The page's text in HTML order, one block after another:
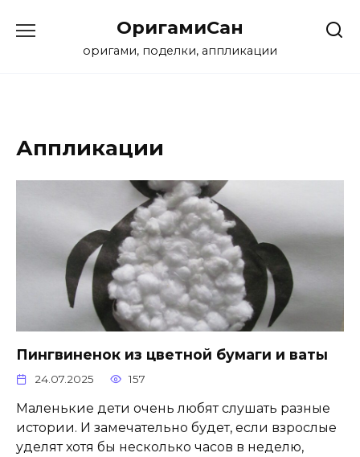
содержанию
ОригамиСан
оригами, поделки, аппликации
Аппликации
Пингвиненок из цветной бумаги и ваты
24.07.2025 157
Маленькие дети очень любят слушать разные
истории. И замечательно будет, если взрослые
уделят хотя бы несколько часов в неделю,